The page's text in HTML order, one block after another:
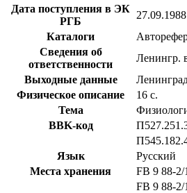
Дата поступления в ЭК
РГБ
27.09.1988
Каталоги
Сведения об
ответственности
Ленингр.
Выходные данные
Физическое описание
16 с.
Тема
BBK-код
Язык
Русский
Места хранения
FB 9 88-2/
FB 9 88-2/